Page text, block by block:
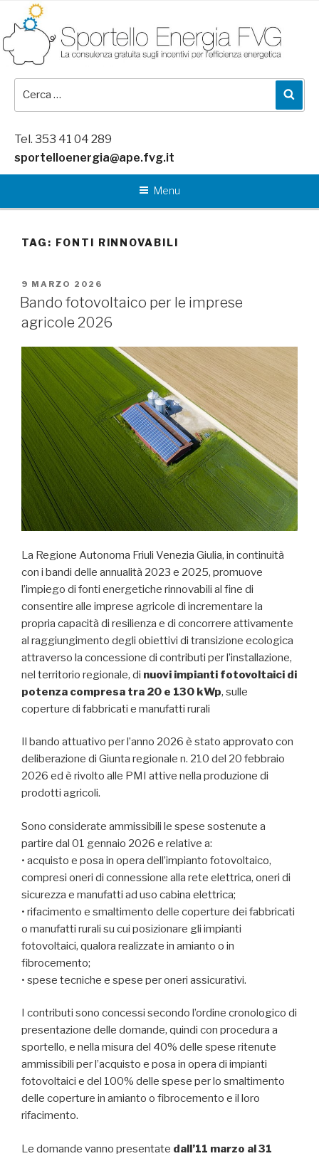
contenuto
Tel. 353 41 04 289
sportelloenergia@ape.fvg.it
Menu
TAG: FONTI RINNOVABILI
PUBBLICATO
IL
9 MARZO 2026
Bando fotovoltaico per le imprese
agricole 2026
La Regione Autonoma Friuli Venezia Giulia, in continuità
con i bandi delle annualità 2023 e 2025, promuove
l’impiego di fonti energetiche rinnovabili al fine di
consentire alle imprese agricole di incrementare la
propria capacità di resilienza e di concorrere attivamente
al raggiungimento degli obiettivi di transizione ecologica
attraverso la concessione di contributi per l’installazione,
nel territorio regionale, di nuovi impianti fotovoltaici di
potenza compresa tra 20 e 130 kWp, sulle
coperture di fabbricati e manufatti rurali
Il bando attuativo per l’anno 2026 è stato approvato con
deliberazione di Giunta regionale n. 210 del 20 febbraio
2026 ed è rivolto alle PMI attive nella produzione di
prodotti agricoli.
Sono considerate ammissibili le spese sostenute a
partire dal 01 gennaio 2026 e relative a:
• acquisto e posa in opera dell’impianto fotovoltaico,
compresi oneri di connessione alla rete elettrica, oneri di
sicurezza e manufatti ad uso cabina elettrica;
• rifacimento e smaltimento delle coperture dei fabbricati
o manufatti rurali su cui posizionare gli impianti
fotovoltaici, qualora realizzate in amianto o in
fibrocemento;
• spese tecniche e spese per oneri assicurativi.
I contributi sono concessi secondo l’ordine cronologico di
presentazione delle domande, quindi con procedura a
sportello, e nella misura del 40% delle spese ritenute
ammissibili per l’acquisto e posa in opera di impianti
fotovoltaici e del 100% delle spese per lo smaltimento
delle coperture in amianto o fibrocemento e il loro
rifacimento.
Le domande vanno presentate dall’11 marzo al 31